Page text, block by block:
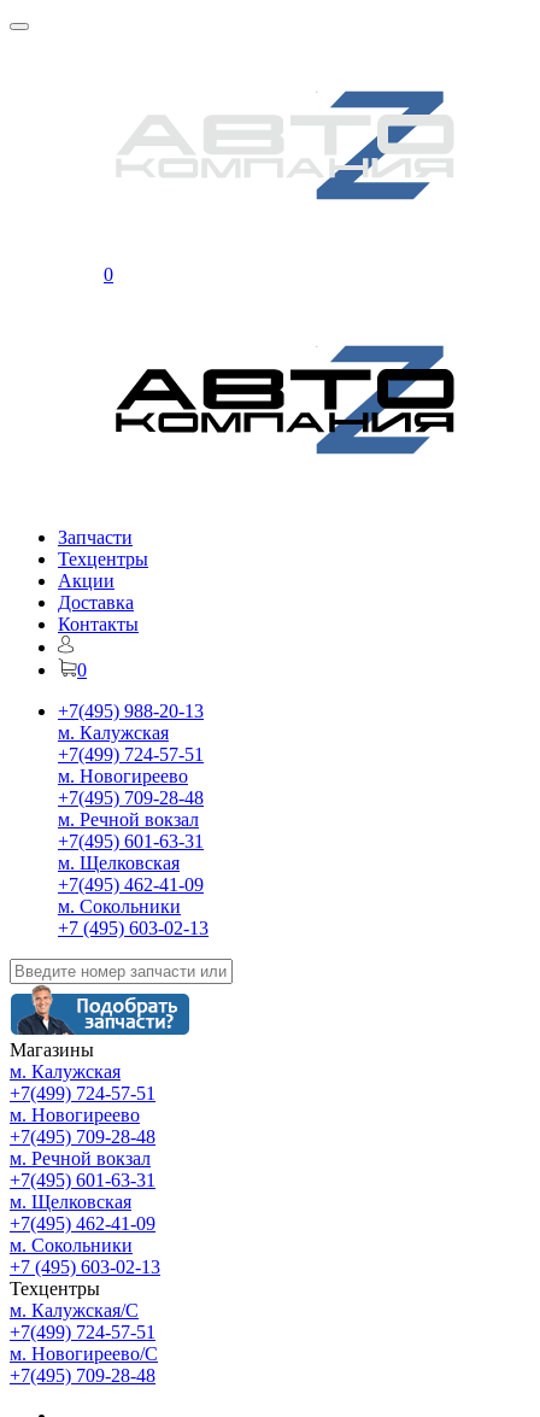
0
Запчасти
Техцентры
Акции
Доставка
Контакты
0
+7(495) 988-20-13
м. Калужская
+7(499) 724-57-51
м. Новогиреево
+7(495) 709-28-48
м. Речной вокзал
+7(495) 601-63-31
м. Щелковская
+7(495) 462-41-09
м. Сокольники
+7 (495) 603-02-13
Магазины
м. Калужская
+7(499) 724-57-51
м. Новогиреево
+7(495) 709-28-48
м. Речной вокзал
+7(495) 601-63-31
м. Щелковская
+7(495) 462-41-09
м. Сокольники
+7 (495) 603-02-13
Техцентры
м. Калужская/С
+7(499) 724-57-51
м. Новогиреево/С
+7(495) 709-28-48